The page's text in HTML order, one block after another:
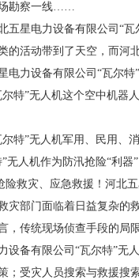
勘察一线……
电力设备有限公司“瓦
活动带到了天空，而河北
力设备有限公司“瓦尔特”
”无人机这个空中机器人
”无人机军用、民用、消
无人机作为防汛抢险“利器
险救灾、应急救援！河北
部门面临着日益复杂的救
，传统现场侦查手段的局
备有限公司“瓦尔特”无人
；受灾人员搜索与救援搜